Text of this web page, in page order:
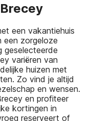
een vakantiehuis
een zorgeloze
geselecteerde
variëren van
huizen met
Zo vind je altijd
en wensen.
en profiteer
kortingen in
reserveert of